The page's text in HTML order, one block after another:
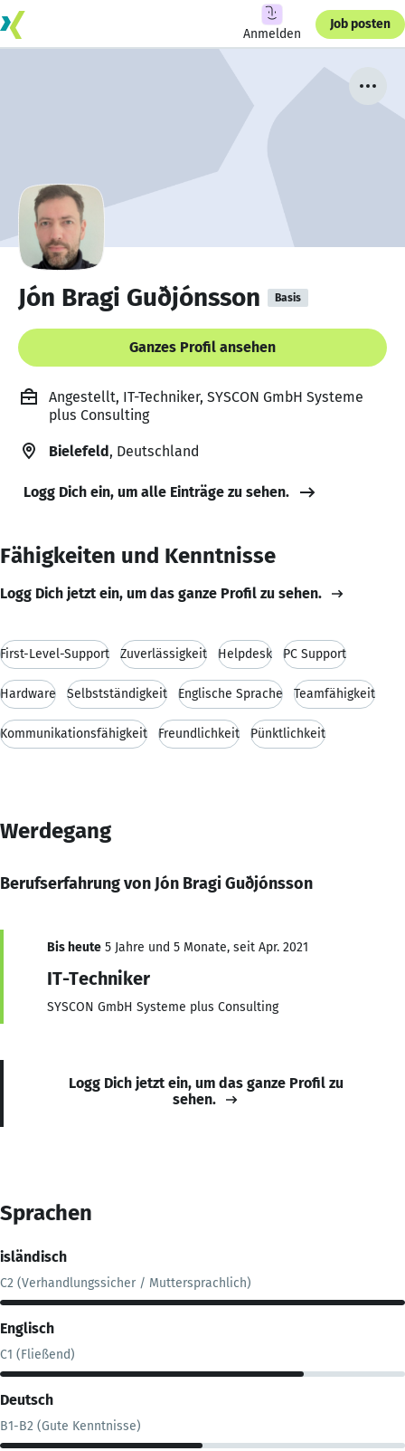
Anmelden
Job posten
Jón Bragi Guðjónsson Basis
Ganzes Profil ansehen
Angestellt, IT-Techniker, SYSCON GmbH Systeme
plus Consulting
Bielefeld, Deutschland
Logg Dich ein, um alle Einträge zu sehen.
Fähigkeiten und Kenntnisse
Logg Dich jetzt ein, um das ganze Profil zu sehen.
First-Level-Support Zuverlässigkeit Helpdesk PC Support
Hardware Selbstständigkeit Englische Sprache Teamfähigkeit
Kommunikationsfähigkeit Freundlichkeit Pünktlichkeit
Werdegang
Berufserfahrung von Jón Bragi Guðjónsson
Bis heute 5 Jahre und 5 Monate, seit Apr. 2021
IT-Techniker
SYSCON GmbH Systeme plus Consulting
Logg Dich jetzt ein, um das ganze Profil zu
sehen.
Sprachen
isländisch
C2 (Verhandlungssicher / Muttersprachlich)
Englisch
C1 (Fließend)
Deutsch
B1-B2 (Gute Kenntnisse)